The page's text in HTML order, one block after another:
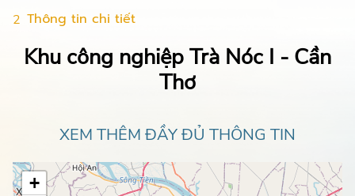
2 Thông tin chi tiết
Khu công nghiệp Trà Nóc I - Cần
Thơ
XEM THÊM ĐẦY ĐỦ THÔNG TIN
+